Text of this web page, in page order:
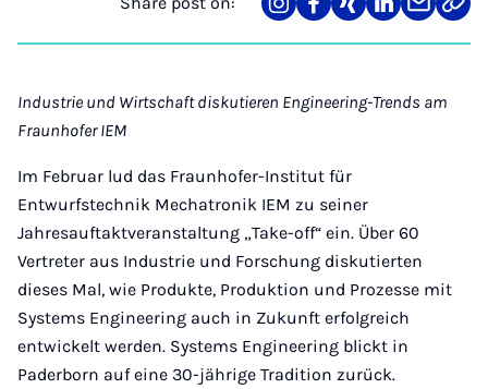
Share
on
Teilen
auf
Teilen
auf
Teilen
auf
Teilen
über
Link
Industrie und Wirtschaft diskutieren Engineering-Trends am
Fraunhofer IEM
Im Februar lud das Fraunhofer-Institut für
Entwurfstechnik Mechatronik IEM zu seiner
Jahresauftaktveranstaltung „Take-off“ ein. Über 60
Vertreter aus Industrie und Forschung diskutierten
dieses Mal, wie Produkte, Produktion und Prozesse mit
Systems Engineering auch in Zukunft erfolgreich
entwickelt werden. Systems Engineering blickt in
Paderborn auf eine 30-jährige Tradition zurück.